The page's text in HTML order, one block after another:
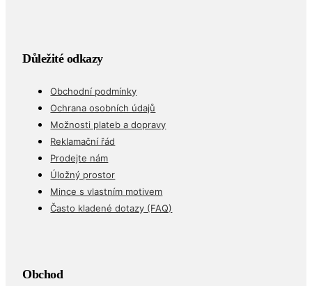
Důležité odkazy
Obchodní podmínky
Ochrana osobních údajů
Možnosti plateb a dopravy
Reklamační řád
Prodejte nám
Úložný prostor
Mince s vlastním motivem
Často kladené dotazy (FAQ)
Obchod